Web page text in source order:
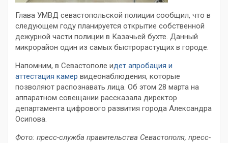
Глава УМВД севастопольской полиции сообщил, что в
следующем году планируется открытие собственной
дежурной части полиции в Казачьей бухте. Данный
микрорайон один из самых быстрорастущих в городе.
Напомним, в Севастополе идет апробация и
аттестация камер видеонаблюдения, которые
позволяют распознавать лица. Об этом 28 марта на
аппаратном совещании рассказала директор
департамента цифрового развития города Александра
Осипова.
Фото: пресс-служба правительства Севастополя, пресс-